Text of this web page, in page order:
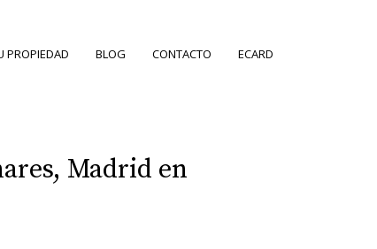
PROPIEDAD BLOG CONTACTO ECARD
Madrid en